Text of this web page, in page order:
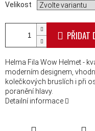
Velikost
PŘIDAT
Helma Fila Wow Helmet -
moderním designem,
kolečkových bruslích i při
poranění hlavy.
Detailní informace